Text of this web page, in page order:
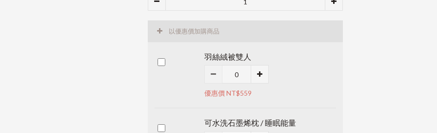
以優惠價加購商品
羽絲絨被雙人
優惠價 NT$559
可水洗石墨烯枕 / 睡眠能量